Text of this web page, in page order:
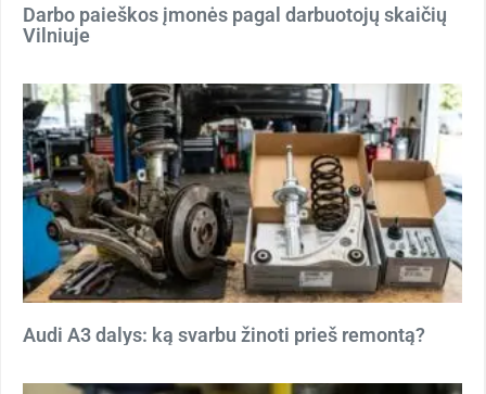
Darbo paieškos įmonės pagal darbuotojų skaičių
Vilniuje
Audi A3 dalys: ką svarbu žinoti prieš remontą?